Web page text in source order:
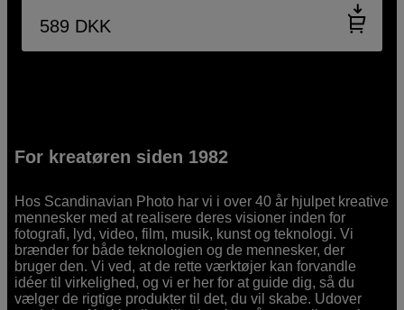
589 DKK
For kreatøren siden 1982
Hos Scandinavian Photo har vi i over 40 år hjulpet kreative
mennesker med at realisere deres visioner inden for
fotografi, lyd, video, film, musik, kunst og teknologi. Vi
brænder for både teknologien og de mennesker, der
bruger den. Vi ved, at de rette værktøjer kan forvandle
idéer til virkelighed, og vi er her for at guide dig, så du
vælger de rigtige produkter til det, du vil skabe. Udover